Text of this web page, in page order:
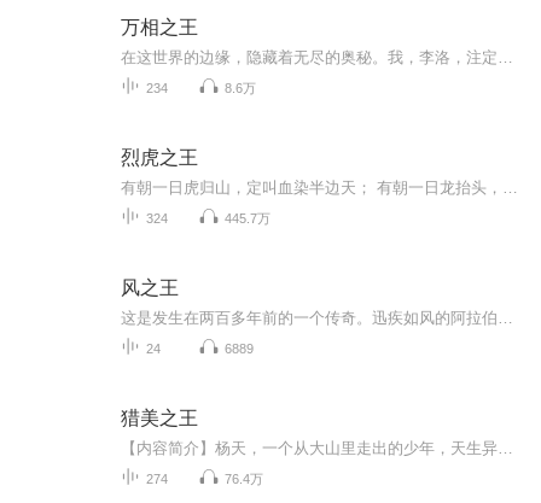
万相之王
234 8.6万
烈虎之王
324 445.7万
风之王
24 6889
猎美之王
274 76.4万